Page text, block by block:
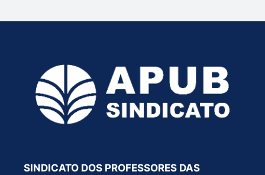
SINDICATO DOS PROFESSORES DAS